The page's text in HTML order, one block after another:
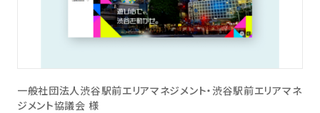
一般社団法人渋谷駅前エリアマネジメント・渋谷駅前エリアマネ
ジメント協議会 様